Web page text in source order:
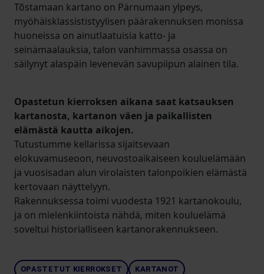
Tõstamaan kartano on Pärnumaan ylpeys,
myöhäisklassististyylisen päärakennuksen monissa
huoneissa on ainutlaatuisia katto- ja
seinämaalauksia, talon vanhimmassa osassa on
säilynyt alaspäin levenevän savupiipun alainen tila.
Opastetun kierroksen aikana saat katsauksen
kartanosta, kartanon väen ja paikallisten
elämästä kautta aikojen.
Tutustumme kellarissa sijaitsevaan
elokuvamuseoon, neuvostoaikaiseen kouluelämään
ja vuosisadan alun virolaisten talonpoikien elämästä
kertovaan näyttelyyn.
Rakennuksessa toimi vuodesta 1921 kartanokoulu,
ja on mielenkiintoista nähdä, miten kouluelämä
soveltui historialliseen kartanorakennukseen.
OPASTETUT KIERROKSET KARTANOT